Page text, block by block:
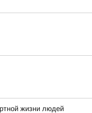
жизни людей